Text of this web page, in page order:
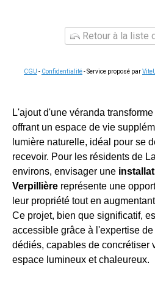
Retour à la liste
CGU - Confidentialité- Service proposé par
L'ajout d'une véranda
offrant un espace de vie
lumière naturelle, idéal pour se
recevoir. Pour les résidents de
environs, envisager une
Verpillière représente une
leur propriété tout en
Ce projet, bien que significatif,
accessible grâce à l'expertise
dédiés, capables de concrétiser
espace lumineux et chaleureux.